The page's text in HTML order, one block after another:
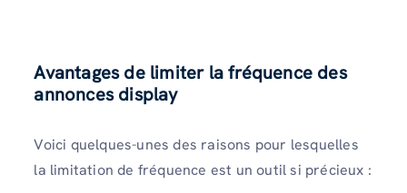
Avantages de limiter la fréquence des
annonces display
Voici quelques-unes des raisons pour lesquelles
la limitation de fréquence est un outil si précieux :